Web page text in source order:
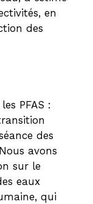
en
des
PFAS :
des
avons
sur le
eaux
qui